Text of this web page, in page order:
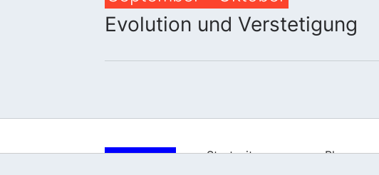
Evolution und Verstetigung
Startseite
Blog